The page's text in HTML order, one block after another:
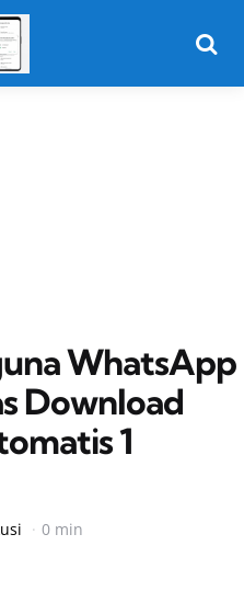
WhatsApp
Download
1
0 min